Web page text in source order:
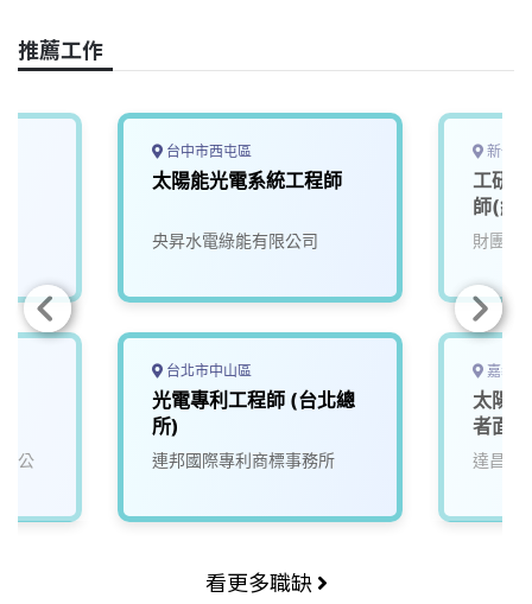
推薦工作
公
台中市西屯區
太陽能光電系統工程師
央昇水電綠能有限公司
台北市中山區
光電專利工程師 (台北總
所)
連邦國際專利商標事務所
新竹
工研
師(約
財團法
嘉義
太陽
者面
要跟
達昌機
看更多職缺